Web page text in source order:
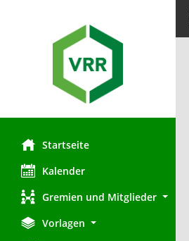
Startseite
Kalender
Gremien und Mitglieder
Vorlagen